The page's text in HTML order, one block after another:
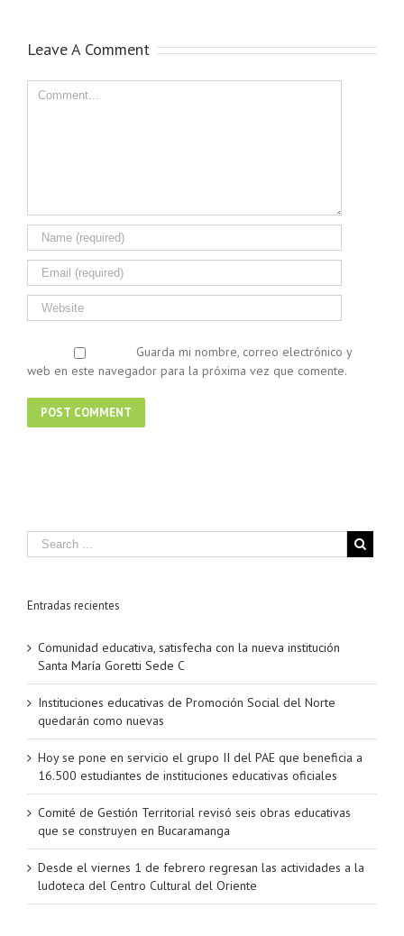
Leave A Comment
Guarda mi nombre, correo electrónico y
web en este navegador para la próxima vez que comente.
Entradas recientes
Comunidad educativa, satisfecha con la nueva institución
Santa María Goretti Sede C
Instituciones educativas de Promoción Social del Norte
quedarán como nuevas
Hoy se pone en servicio el grupo II del PAE que beneficia a
16.500 estudiantes de instituciones educativas oficiales
Comité de Gestión Territorial revisó seis obras educativas
que se construyen en Bucaramanga
Desde el viernes 1 de febrero regresan las actividades a la
ludoteca del Centro Cultural del Oriente